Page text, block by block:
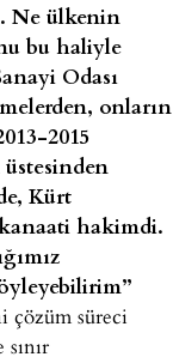
Ne ülkenin
bu haliyle
Odası
onların
2015
Kürt
hakimdi.
çözüm süreci